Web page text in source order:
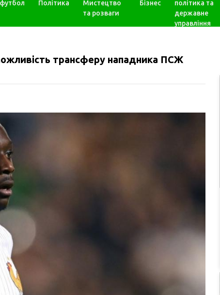
футбол Політика
Мистецтво
та розваги
Бізнес
політика та
державне
управління
трансферу нападника ПСЖ